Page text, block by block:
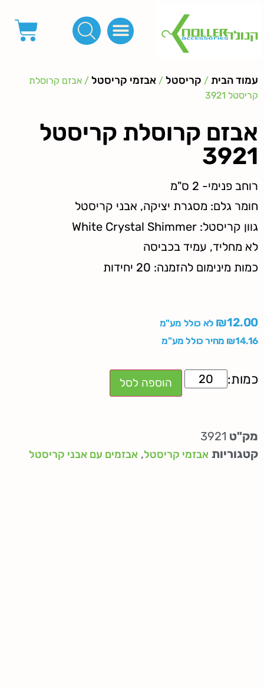
עמוד הבית / קריסטל / אבזמי קריסטל / אבזם קרוסלת
קריסטל 3921
אבזם קרוסלת קריסטל
3921
רוחב פנימי- 2 ס"מ
חומר גלם: מסגרת יציקה, אבני קריסטל
גוון קריסטל: White Crystal Shimmer
לא מחליד, עמיד בכביסה
כמות מינימום להזמנה: 20 יחידות
₪12.00
לא כולל מע"מ
₪14.16 מחיר כולל מע"מ
הוספה לסל
מק"ט 3921
קטגוריות אבזמי קריסטל, אבזמים עם אבני קריסטל